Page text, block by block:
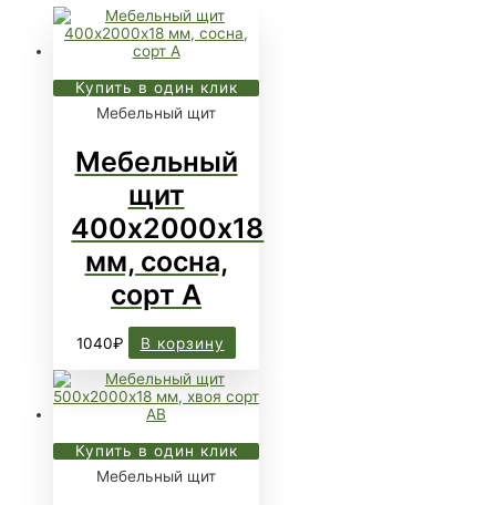
Купить в один клик
Мебельный щит
Мебельный
щит
400х2000х18
мм, сосна,
сорт А
1040₽ В корзину
Купить в один клик
Мебельный щит